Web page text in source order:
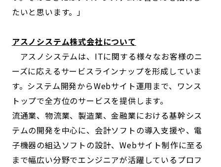
たいと思います。」
アスノシステム株式会社について
アスノシステムは、ITに関する様々なお客様のニ
ーズに応えるサービスラインナップを形成していま
す。システム開発からWebサイト運用まで、ワンス
トップで全方位のサービスを提供します。
流通業、物流業、製造業、金融業における基幹シス
テムの開発を中心に、会計ソフトの導入支援や、電
子機器の組込ソフトの設計、Webサイト制作に至る
まで幅広い分野でエンジニアが活躍しているプロフ